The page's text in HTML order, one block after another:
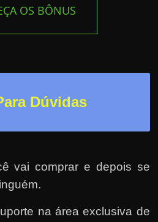
OS BÔNUS
Dúvidas
vai comprar e depois se
na área exclusiva de